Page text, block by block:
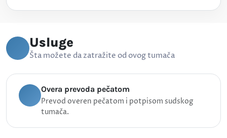
Usluge
Šta možete da zatražite od ovog tumača
Overa prevoda pečatom
Prevod overen pečatom i potpisom sudskog
tumača.